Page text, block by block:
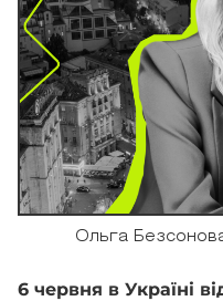
Ольга
6 червня в Україні